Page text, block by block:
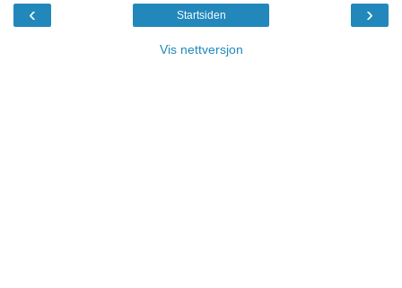
‹ ›
Startsiden
Vis nettversjon